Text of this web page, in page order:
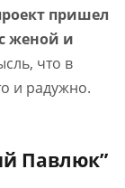
пришел
женой и
что в
и радужно.
Павлюк”